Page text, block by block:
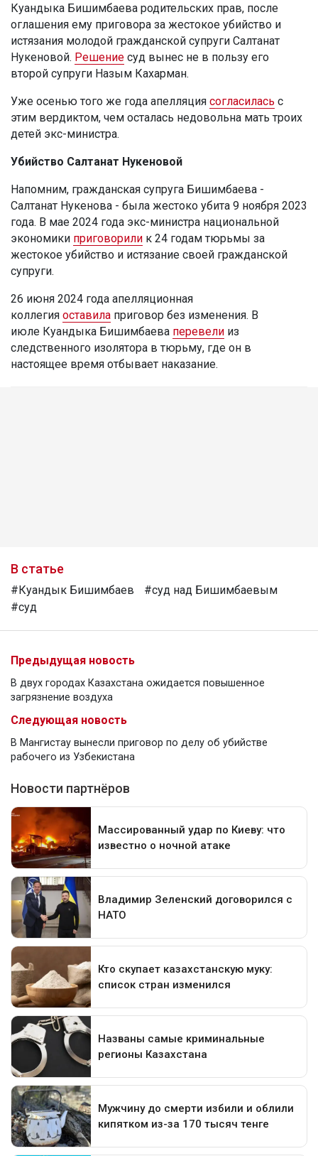
Куандыка Бишимбаева родительских прав, после
оглашения ему приговора за жестокое убийство и
истязания молодой гражданской супруги Салтанат
Нукеновой. Решение суд вынес не в пользу его
второй супруги Назым Кахарман.
Уже осенью того же года апелляция согласилась с
этим вердиктом, чем осталась недовольна мать троих
детей экс-министра.
Убийство Салтанат Нукеновой
Напомним, гражданская супруга Бишимбаева -
Салтанат Нукенова - была жестоко убита 9 ноября 2023
года. В мае 2024 года экс-министра национальной
экономики приговорили к 24 годам тюрьмы за
жестокое убийство и истязание своей гражданской
супруги.
26 июня 2024 года апелляционная
коллегия оставила приговор без изменения. В
июле Куандыка Бишимбаева перевели из
следственного изолятора в тюрьму, где он в
настоящее время отбывает наказание.
В статье
#Куандык Бишимбаев
#суд над Бишимбаевым
#суд
Предыдущая новость
В двух городах Казахстана ожидается повышенное
загрязнение воздуха
Следующая новость
В Мангистау вынесли приговор по делу об убийстве
рабочего из Узбекистана